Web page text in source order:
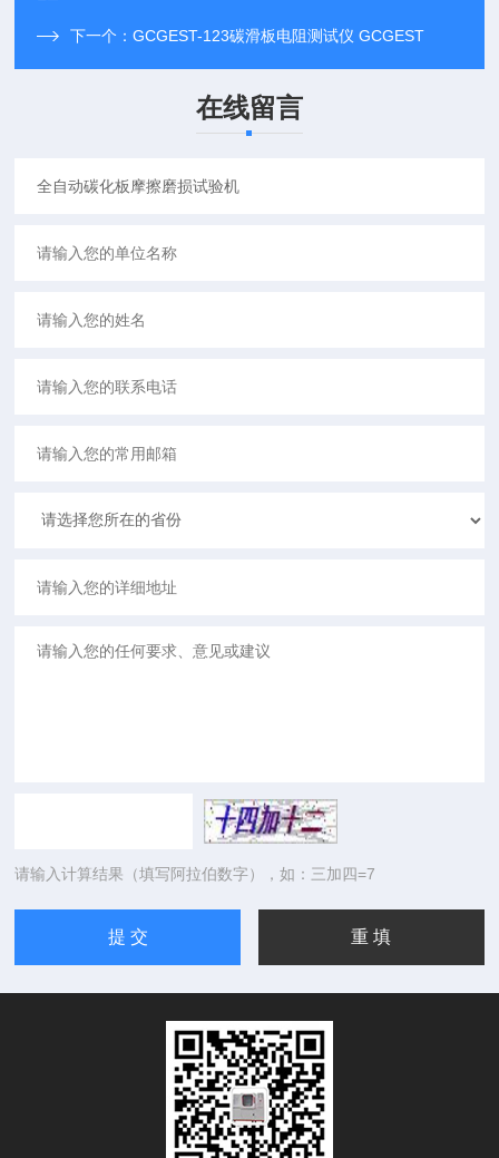
下一个：GCGEST-123碳滑板电阻测试仪 GCGEST
在线留言
请输入计算结果（填写阿拉伯数字），如：三加四=7